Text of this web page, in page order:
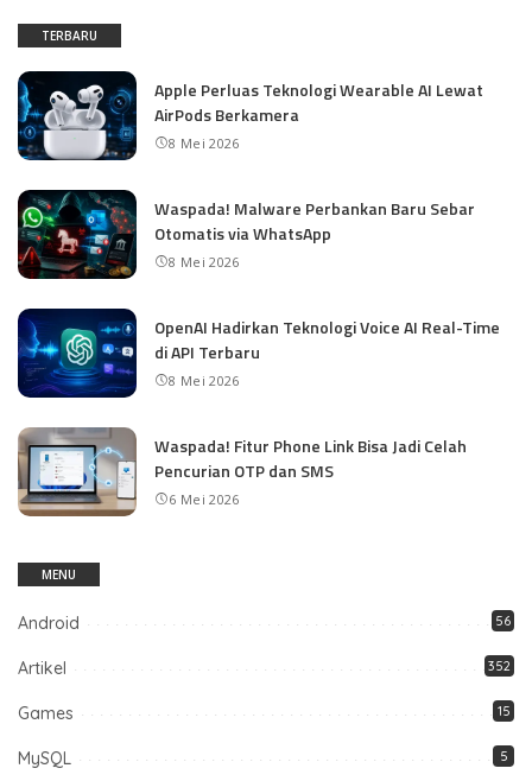
TERBARU
Apple Perluas Teknologi Wearable AI Lewat
AirPods Berkamera
8 Mei 2026
Waspada! Malware Perbankan Baru Sebar
Otomatis via WhatsApp
8 Mei 2026
OpenAI Hadirkan Teknologi Voice AI Real-Time
di API Terbaru
8 Mei 2026
Waspada! Fitur Phone Link Bisa Jadi Celah
Pencurian OTP dan SMS
6 Mei 2026
MENU
Android 56
Artikel 352
Games 15
MySQL 5